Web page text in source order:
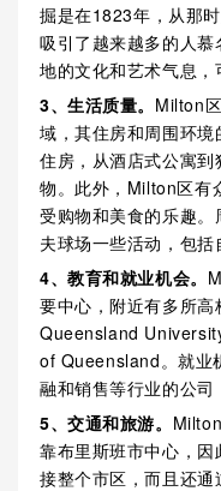
掘是在1823年，从那
吸引了越来越多的人
地的文化和艺术气息，
3、生活质量。 Milton
域，其住房和周围环
住房，从酒店式公寓
物。此外，Milton区有
受购物和美食的乐趣
夫球场一些活动，包括
4、教育和就业机会。
要中心，附近有多所
Queensland
of Queensland。就业
融和销售等行业的公司
5、交通和旅游。
靠布里斯班市中心，
接整个市区，而且还